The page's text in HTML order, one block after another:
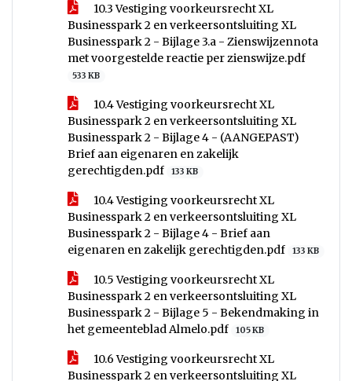
10.3 Vestiging voorkeursrecht XL
Businesspark 2 en verkeersontsluiting XL
Businesspark 2 - Bijlage 3.a - Zienswijzennota
met voorgestelde reactie per zienswijze.pdf
533 KB
10.4 Vestiging voorkeursrecht XL
Businesspark 2 en verkeersontsluiting XL
Businesspark 2 - Bijlage 4 - (AANGEPAST)
Brief aan eigenaren en zakelijk
gerechtigden.pdf
133 KB
10.4 Vestiging voorkeursrecht XL
Businesspark 2 en verkeersontsluiting XL
Businesspark 2 - Bijlage 4 - Brief aan
eigenaren en zakelijk gerechtigden.pdf
133 KB
10.5 Vestiging voorkeursrecht XL
Businesspark 2 en verkeersontsluiting XL
Businesspark 2 - Bijlage 5 - Bekendmaking in
het gemeenteblad Almelo.pdf
105 KB
10.6 Vestiging voorkeursrecht XL
Businesspark 2 en verkeersontsluiting XL